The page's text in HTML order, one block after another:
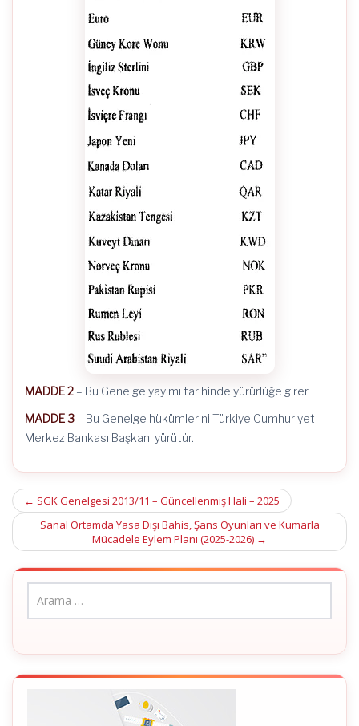
MADDE 2 – Bu Genelge yayımı tarihinde yürürlüğe girer.
MADDE 3 – Bu Genelge hükümlerini Türkiye Cumhuriyet
Merkez Bankası Başkanı yürütür.
Post
navigation
← SGK Genelgesi 2013/11 – Güncellenmiş Hali – 2025
Sanal Ortamda Yasa Dışı Bahis, Şans Oyunları ve Kumarla
Mücadele Eylem Planı (2025-2026) →